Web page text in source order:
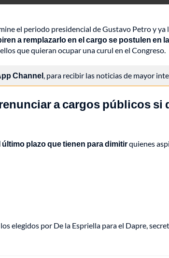
el periodo presidencial de Gustavo Petro y
a remplazarlo en el cargo se postulen en
que quieran ocupar una curul en el Congreso.
Channel, para recibir las noticias de mayor
a cargos públicos si
último plazo que tienen para dimitirquienes
elegidos por De la Espriella para el Dapre,